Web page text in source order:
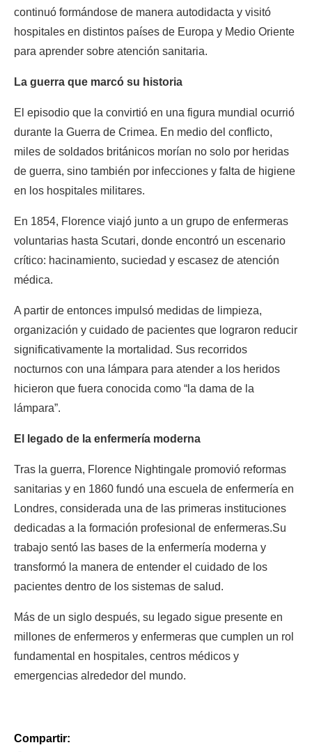
continuó formándose de manera autodidacta y visitó
hospitales en distintos países de Europa y Medio Oriente
para aprender sobre atención sanitaria.
La guerra que marcó su historia
El episodio que la convirtió en una figura mundial ocurrió
durante la Guerra de Crimea. En medio del conflicto,
miles de soldados británicos morían no solo por heridas
de guerra, sino también por infecciones y falta de higiene
en los hospitales militares.
En 1854, Florence viajó junto a un grupo de enfermeras
voluntarias hasta Scutari, donde encontró un escenario
crítico: hacinamiento, suciedad y escasez de atención
médica.
A partir de entonces impulsó medidas de limpieza,
organización y cuidado de pacientes que lograron reducir
significativamente la mortalidad. Sus recorridos
nocturnos con una lámpara para atender a los heridos
hicieron que fuera conocida como “la dama de la
lámpara”.
El legado de la enfermería moderna
Tras la guerra, Florence Nightingale promovió reformas
sanitarias y en 1860 fundó una escuela de enfermería en
Londres, considerada una de las primeras instituciones
dedicadas a la formación profesional de enfermeras.Su
trabajo sentó las bases de la enfermería moderna y
transformó la manera de entender el cuidado de los
pacientes dentro de los sistemas de salud.
Más de un siglo después, su legado sigue presente en
millones de enfermeros y enfermeras que cumplen un rol
fundamental en hospitales, centros médicos y
emergencias alrededor del mundo.
Compartir: